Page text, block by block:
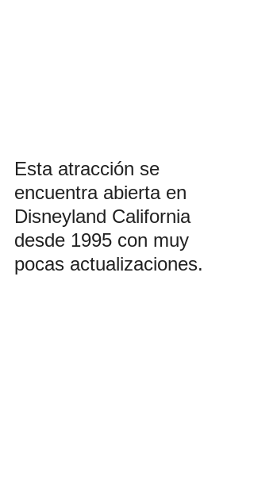
Esta atracción se
encuentra abierta en
Disneyland California
desde 1995 con muy
pocas actualizaciones.